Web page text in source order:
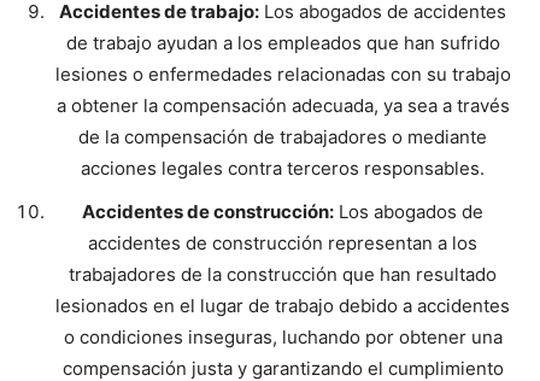
Accidentes de trabajo: Los abogados de accidentes
de trabajo ayudan a los empleados que han sufrido
lesiones o enfermedades relacionadas con su trabajo
a obtener la compensación adecuada, ya sea a través
de la compensación de trabajadores o mediante
acciones legales contra terceros responsables.
Accidentes de construcción: Los abogados de
accidentes de construcción representan a los
trabajadores de la construcción que han resultado
lesionados en el lugar de trabajo debido a accidentes
o condiciones inseguras, luchando por obtener una
compensación justa y garantizando el cumplimiento